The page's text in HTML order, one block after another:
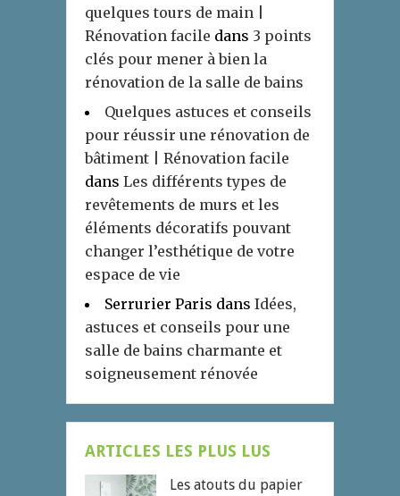
quelques tours de main |
Rénovation facile dans 3 points
clés pour mener à bien la
rénovation de la salle de bains
Quelques astuces et conseils
pour réussir une rénovation de
bâtiment | Rénovation facile
dans Les différents types de
revêtements de murs et les
éléments décoratifs pouvant
changer l’esthétique de votre
espace de vie
Serrurier Paris dans Idées,
astuces et conseils pour une
salle de bains charmante et
soigneusement rénovée
ARTICLES LES PLUS LUS
Les atouts du papier